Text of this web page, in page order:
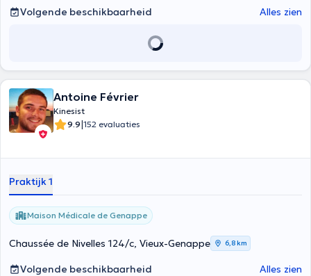
Volgende beschikbaarheid Alles zien
Antoine Février
Kinesist
9.9|152 evaluaties
Praktijk 1
Maison Médicale de Genappe
Chaussée de Nivelles 124/c, Vieux-Genappe 6,8 km
Volgende beschikbaarheid Alles zien